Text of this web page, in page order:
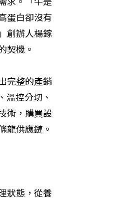
蛋白卻沒有
創辦人楊鎵
契機。
完整的產銷
溫控分切、
術，購買設
龍供應鏈。
狀態，從養